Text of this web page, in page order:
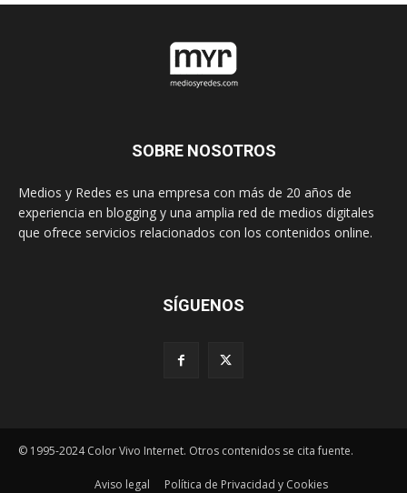
SOBRE NOSOTROS
Medios y Redes es una empresa con más de 20 años de
experiencia en blogging y una amplia red de medios digitales
que ofrece servicios relacionados con los contenidos online.
SÍGUENOS
© 1995-2024 Color Vivo Internet. Otros contenidos se cita fuente.
Aviso legal Política de Privacidad y Cookies